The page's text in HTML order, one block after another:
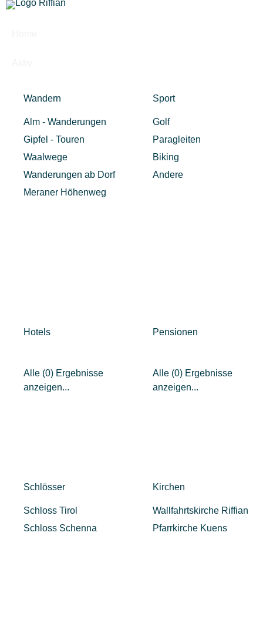
Wandern
Alm - Wanderungen
Gipfel - Touren
Waalwege
Wanderungen ab Dorf
Meraner Höhenweg
Sport
Golf
Paragleiten
Biking
Andere
Hotels
Alle (0) Ergebnisse
anzeigen...
Pensionen
Alle (0) Ergebnisse
anzeigen...
Schlösser
Schloss Tirol
Schloss Schenna
Kirchen
Wallfahrtskirche Riffian
Pfarrkirche Kuens